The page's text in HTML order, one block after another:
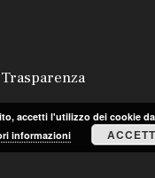
Trasparenza
accetti l'utilizzo dei cookie
informazioni